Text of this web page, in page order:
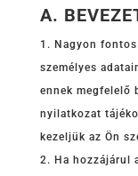
A.
Nagyon
személyes
ennek megfelelő
nyilatkozat
kezeljük az Ön
Ha hozzájárul